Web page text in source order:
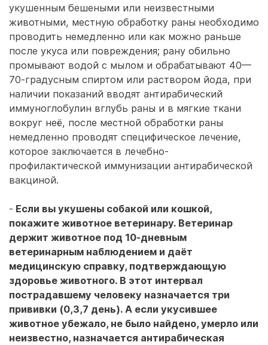
укушенным бешеными или неизвестными
животными, местную обработку раны необходимо
проводить немедленно или как можно раньше
после укуса или повреждения; рану обильно
промывают водой с мылом и обрабатывают 40—
70-градусным спиртом или раствором йода, при
наличии показаний вводят антирабический
иммуноглобулин вглубь раны и в мягкие ткани
вокруг неё, после местной обработки раны
немедленно проводят специфическое лечение,
которое заключается в лечебно-
профилактической иммунизации антирабической
вакциной.
- Если вы укушены собакой или кошкой,
покажите животное ветеринару. Ветеринар
держит животное под 10-дневным
ветеринарным наблюдением и даёт
медицинскую справку, подтверждающую
здоровье животного. В этот интервал
пострадавшему человеку назначается три
прививки (0,3,7 день). А если укусившее
животное убежало, не было найдено, умерло или
неизвестно, назначается антирабическая